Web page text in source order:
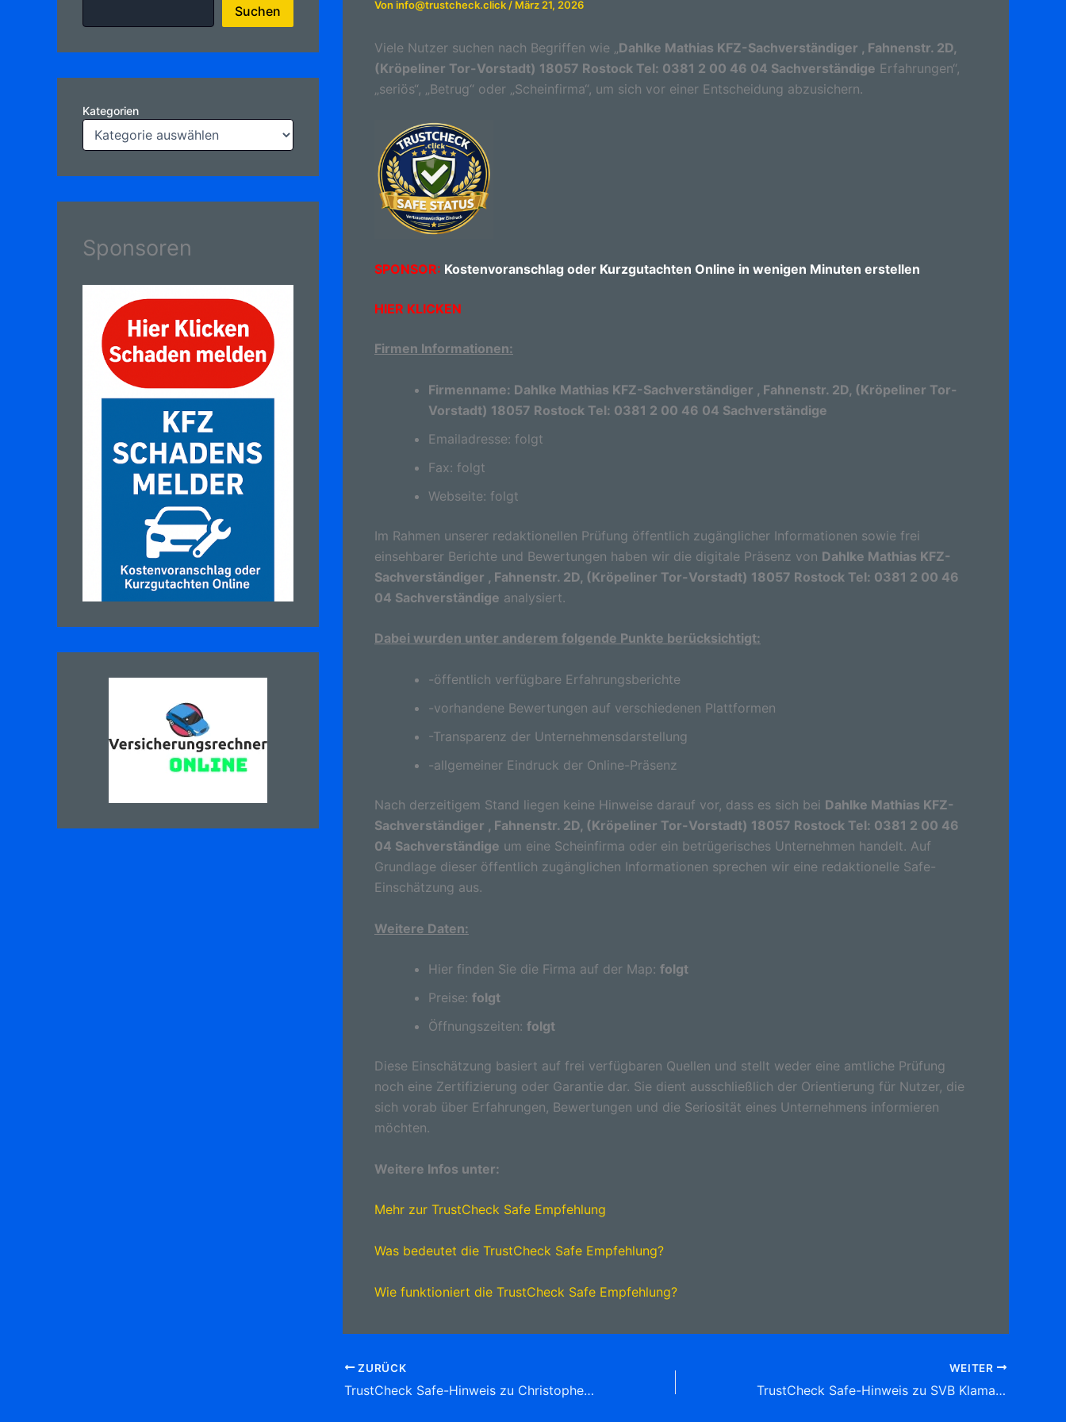
Suchen
Kategorien
Sponsoren
Von info@trustcheck.click / März 21, 2026
Viele Nutzer suchen nach Begriffen wie „Dahlke Mathias KFZ-Sachverständiger , Fahnenstr. 2D,
(Kröpeliner Tor-Vorstadt) 18057 Rostock Tel: 0381 2 00 46 04 Sachverständige Erfahrungen“,
„seriös“, „Betrug“ oder „Scheinfirma“, um sich vor einer Entscheidung abzusichern.
SPONSOR: Kostenvoranschlag oder Kurzgutachten Online in wenigen Minuten erstellen
HIER KLICKEN
Firmen Informationen:
Firmenname: Dahlke Mathias KFZ-Sachverständiger , Fahnenstr. 2D, (Kröpeliner Tor-
Vorstadt) 18057 Rostock Tel: 0381 2 00 46 04 Sachverständige
Emailadresse: folgt
Fax: folgt
Webseite: folgt
Im Rahmen unserer redaktionellen Prüfung öffentlich zugänglicher Informationen sowie frei
einsehbarer Berichte und Bewertungen haben wir die digitale Präsenz von Dahlke Mathias KFZ-
Sachverständiger , Fahnenstr. 2D, (Kröpeliner Tor-Vorstadt) 18057 Rostock Tel: 0381 2 00 46
04 Sachverständige analysiert.
Dabei wurden unter anderem folgende Punkte berücksichtigt:
-öffentlich verfügbare Erfahrungsberichte
-vorhandene Bewertungen auf verschiedenen Plattformen
-Transparenz der Unternehmensdarstellung
-allgemeiner Eindruck der Online-Präsenz
Nach derzeitigem Stand liegen keine Hinweise darauf vor, dass es sich bei Dahlke Mathias KFZ-
Sachverständiger , Fahnenstr. 2D, (Kröpeliner Tor-Vorstadt) 18057 Rostock Tel: 0381 2 00 46
04 Sachverständige um eine Scheinfirma oder ein betrügerisches Unternehmen handelt. Auf
Grundlage dieser öffentlich zugänglichen Informationen sprechen wir eine redaktionelle Safe-
Einschätzung aus.
Weitere Daten:
Hier finden Sie die Firma auf der Map: folgt
Preise: folgt
Öffnungszeiten: folgt
Diese Einschätzung basiert auf frei verfügbaren Quellen und stellt weder eine amtliche Prüfung
noch eine Zertifizierung oder Garantie dar. Sie dient ausschließlich der Orientierung für Nutzer, die
sich vorab über Erfahrungen, Bewertungen und die Seriosität eines Unternehmens informieren
möchten.
Weitere Infos unter:
Mehr zur TrustCheck Safe Empfehlung
Was bedeutet die TrustCheck Safe Empfehlung?
Wie funktioniert die TrustCheck Safe Empfehlung?
ZURÜCK
TrustCheck Safe-Hinweis zu Christophersen Michael KFZ-Sachverständiger , Kälberhagen 3, 24405 Mohrkirch Tel: 04646 9 52 84 Sachverständige
WEITER
TrustCheck Safe-Hinweis zu SVB Klamann, Kfz-Sachverständigen-Büro Dipl.-Ing. J.Klamann , Stolper Str. 4, (Rahlstedt) 22145 Hamburg Tel: 040 37 41 93 62 Sachverständige